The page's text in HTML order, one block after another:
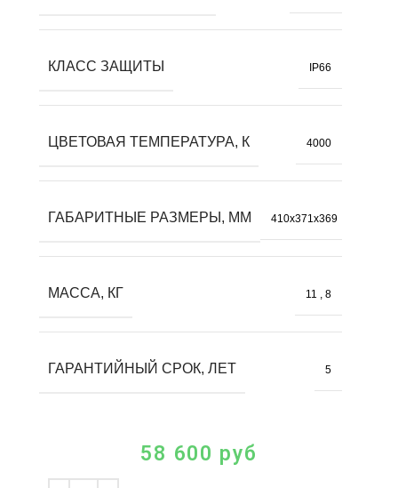
КЛАСС ЗАЩИТЫ IP66
ЦВЕТОВАЯ ТЕМПЕРАТУРА, К 4000
ГАБАРИТНЫЕ РАЗМЕРЫ, ММ 410x371x369
МАССА, КГ 11 , 8
ГАРАНТИЙНЫЙ СРОК, ЛЕТ 5
58 600 руб